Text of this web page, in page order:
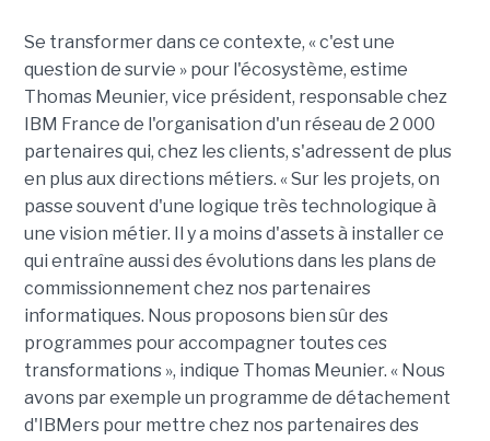
Se transformer dans ce contexte, « c'est une
question de survie » pour l'écosystème, estime
Thomas Meunier, vice président, responsable chez
IBM France de l'organisation d'un réseau de 2 000
partenaires qui, chez les clients, s'adressent de plus
en plus aux directions métiers. « Sur les projets, on
passe souvent d'une logique très technologique à
une vision métier. Il y a moins d'assets à installer ce
qui entraîne aussi des évolutions dans les plans de
commissionnement chez nos partenaires
informatiques. Nous proposons bien sûr des
programmes pour accompagner toutes ces
transformations », indique Thomas Meunier. « Nous
avons par exemple un programme de détachement
d'IBMers pour mettre chez nos partenaires des